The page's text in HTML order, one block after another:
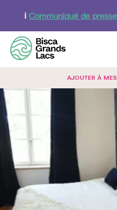
principal
ℹ️ Communiqué de presse
AJOUTER À